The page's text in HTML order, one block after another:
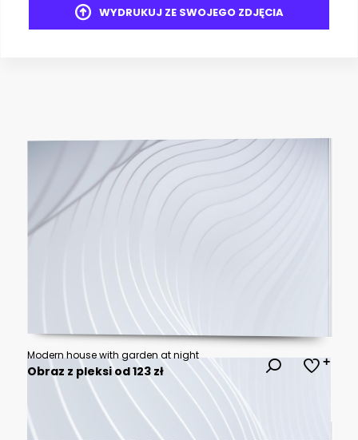
WYDRUKUJ ZE SWOJEGO ZDJĘCIA
Modern house with garden at night
Obraz z pleksi od 123 zł